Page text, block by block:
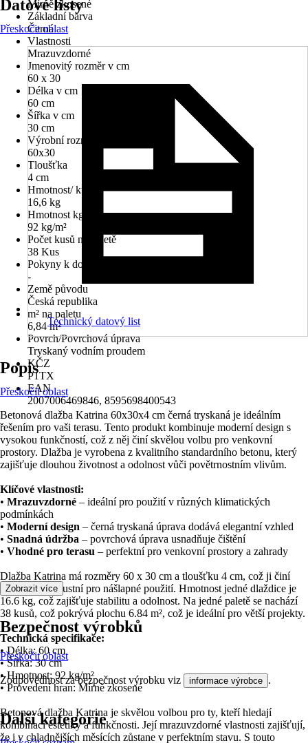
Mírně zkosené
Základní barva
Černá
Vlastnosti
Mrazuvzdorné
Jmenovitý rozměr v cm
60 x 30
Délka v cm
60 cm
Šířka v cm
30 cm
Výrobní rozměr (dxš)
60x30
Tloušťka
4 cm
Hmotnost/ kus
16,6 kg
Hmotnost kg/m²
92 kg/m²
Počet kusů na paletě
38 Kus
Pokyny k dodání
-
Země původu
Česká republika
m² na paletu
6,84 m²
Povrch/Povrchová úprava
Tryskaný vodním proudem
KČZ
P1TX
EAN
2007006469846, 8595698400543
Datové listy
Přeskočit oblast
Technický datový list
Popis
Přeskočit oblast
Betonová dlažba Katrina 60x30x4 cm černá tryskaná je ideálním
řešením pro vaši terasu. Tento produkt kombinuje moderní design s
vysokou funkčností, což z něj činí skvělou volbu pro venkovní
prostory. Dlažba je vyrobena z kvalitního standardního betonu, který
zajišťuje dlouhou životnost a odolnost vůči povětrnostním vlivům.
Klíčové vlastnosti:
• Mrazuvzdorné – ideální pro použití v různých klimatických
podmínkách
• Moderní design – černá tryskaná úprava dodává elegantní vzhled
• Snadná údržba – povrchová úprava usnadňuje čištění
• Vhodné pro terasu – perfektní pro venkovní prostory a zahrady
Dlažba Katrina má rozměry 60 x 30 cm a tloušťku 4 cm, což ji činí
dostatečně robustní pro nášlapné použití. Hmotnost jedné dlaždice je
16.6 kg, což zajišťuje stabilitu a odolnost. Na jedné paletě se nachází
38 kusů, což pokrývá plochu 6.84 m², což je ideální pro větší projekty.
Technická specifikace:
• Délka: 60 cm
• Šířka: 30 cm
• Hmotnost: 92 kg/m²
• Provedení hran: Mírně zkosené
Betonová dlažba Katrina je skvělou volbou pro ty, kteří hledají
kombinaci estetiky a funkčnosti. Její mrazuvzdorné vlastnosti zajišťují,
že i v chladnějších měsících zůstane v perfektním stavu. S touto
Zobrazit více
Bezpečnost výrobků
Přeskočit oblast
Zodpovědnost za bezpečnost výrobku viz informace výrobce .
Další kategorie